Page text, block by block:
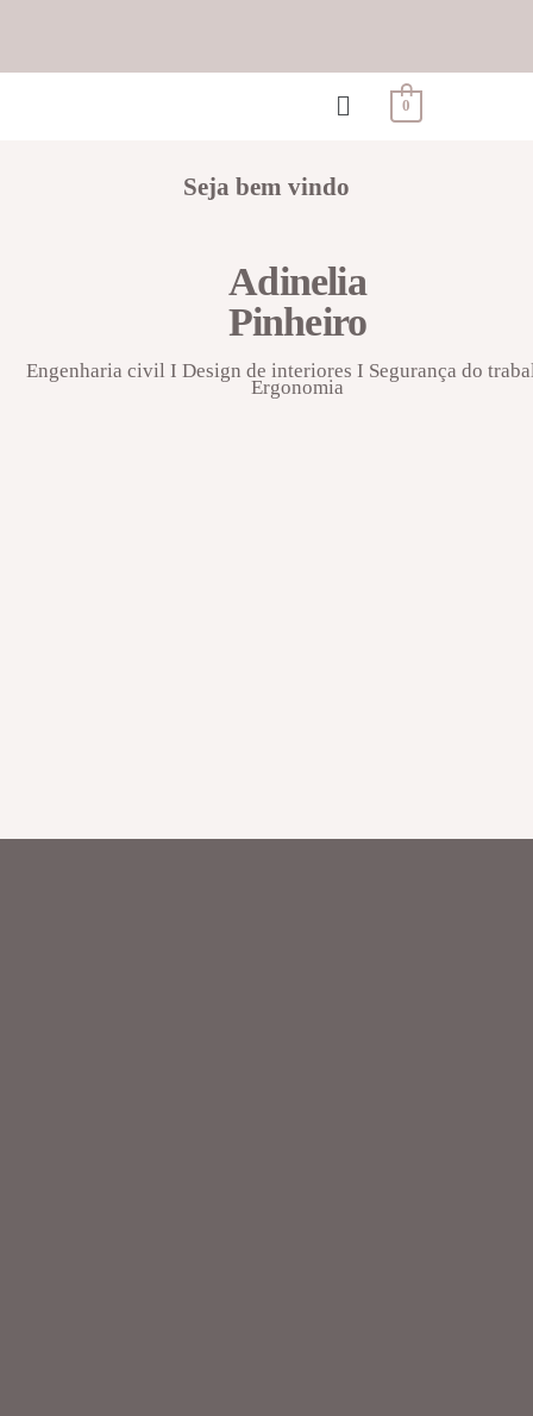
0
Seja bem vindo
Adinelia
Pinheiro
Engenharia civil I Design de interiores I Segurança do
Ergonomia